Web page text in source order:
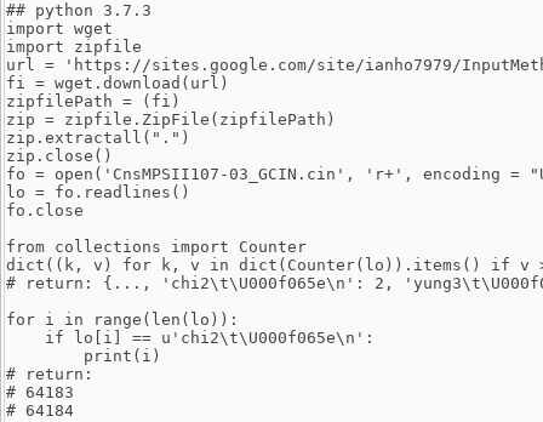
## python 3.7.3
import wget
import zipfile
url = 'https://sites.google.com/site/ianho7979/
fi = wget.download(url)
zipfilePath = (fi)
zip = zipfile.ZipFile(zipfilePath)
zip.extractall(".")
zip.close()
fo = open('CnsMPSII107-03_GCIN.cin', 'r+', encoding =
lo = fo.readlines()
fo.close
from collections import Counter
dict((k, v) for k, v in dict(Counter(lo)).items() if v
# return: {..., 'chi2\t\U000f065e\n': 2,
for i in range(len(lo)):
if lo[i] == u'chi2\t\U000f065e\n':
print(i)
# return:
# 64183
# 64184